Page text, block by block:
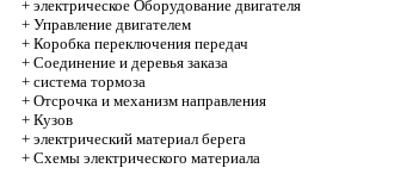
+ электрическое Оборудование двигателя
+ Управление двигателем
+ Коробка переключения передач
+ Соединение и деревья заказа
+ система тормоза
+ Отсрочка и механизм направления
+ Кузов
+ электрический материал берега
+ Схемы электрического материала